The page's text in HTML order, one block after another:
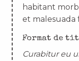
habitant
et malesuada
Format de
Curabitur eu